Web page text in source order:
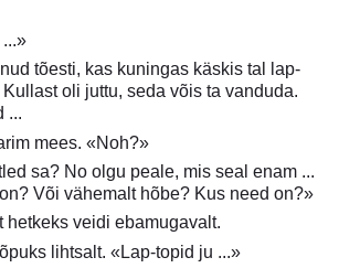
tõesti, kas kuningas käskis tal lap-
oli juttu, seda võis ta vanduda.
...
mees. «Noh?»
sa? No olgu peale, mis seal enam ...
Või vähemalt hõbe? Kus need on?»
hetkeks veidi ebamugavalt.
lihtsalt. «Lap-topid ju ...»